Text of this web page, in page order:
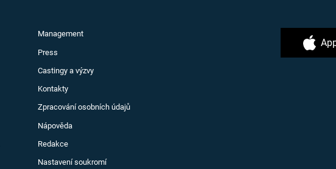
Management
Press
Castingy a výzvy
Kontakty
Zpracování osobních údajů
Nápověda
Redakce
Nastavení soukromí